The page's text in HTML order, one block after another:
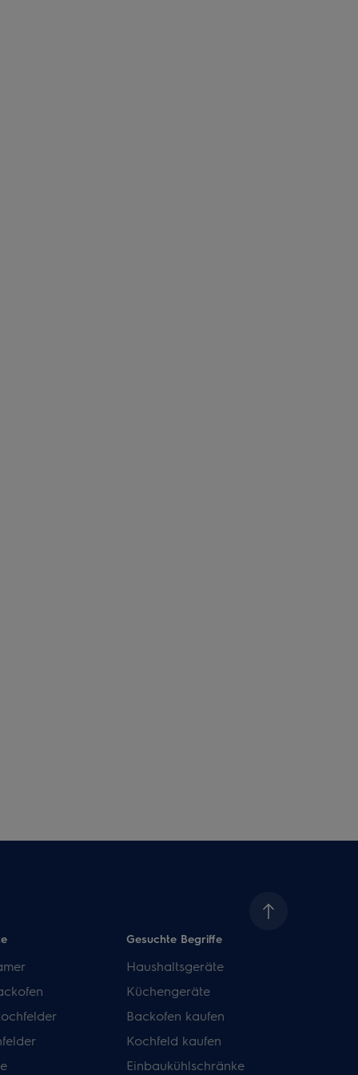
Gesuchte Begriffe
Haushaltsgeräte
Küchengeräte
Backofen kaufen
Kochfeld kaufen
Einbaukühlschränke